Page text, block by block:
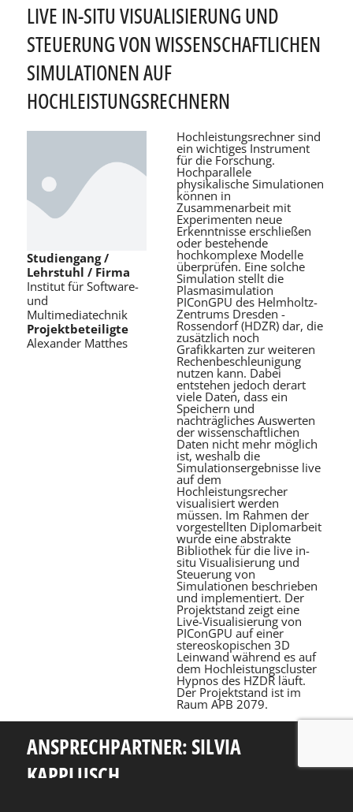
LIVE IN-SITU VISUALISIERUNG UND
STEUERUNG VON WISSENSCHAFTLICHEN
SIMULATIONEN AUF
HOCHLEISTUNGSRECHNERN
Studiengang /
Lehrstuhl / Firma
Institut für Software-
und
Multimediatechnik
Projektbeteiligte
Alexander Matthes
Hochleistungsrechner sind
ein wichtiges Instrument
für die Forschung.
Hochparallele
physikalische Simulationen
können in
Zusammenarbeit mit
Experimenten neue
Erkenntnisse erschließen
oder bestehende
hochkomplexe Modelle
überprüfen. Eine solche
Simulation stellt die
Plasmasimulation
PIConGPU des Helmholtz-
Zentrums Dresden -
Rossendorf (HDZR) dar, die
zusätzlich noch
Grafikkarten zur weiteren
Rechenbeschleunigung
nutzen kann. Dabei
entstehen jedoch derart
viele Daten, dass ein
Speichern und
nachträgliches Auswerten
der wissenschaftlichen
Daten nicht mehr möglich
ist, weshalb die
Simulationsergebnisse live
auf dem
Hochleistungsrecher
visualisiert werden
müssen. Im Rahmen der
vorgestellten Diplomarbeit
wurde eine abstrakte
Bibliothek für die live in-
situ Visualisierung und
Steuerung von
Simulationen beschrieben
und implementiert. Der
Projektstand zeigt eine
Live-Visualisierung von
PIConGPU auf einer
stereoskopischen 3D
Leinwand während es auf
dem Hochleistungscluster
Hypnos des HZDR läuft.
Der Projektstand ist im
Raum APB 2079.
ANSPRECHPARTNER: SILVIA
KAPPLUSCH